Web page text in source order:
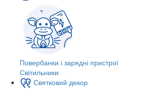
Повербанки і зарядні пристрої
Світильники
Святковий декор